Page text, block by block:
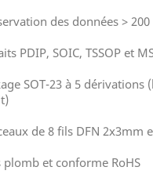
des données > 200
PDIP, SOIC, TSSOP et
SOT-23 à 5
de 8 fils DFN 2x3mm
plomb et conforme RoHS